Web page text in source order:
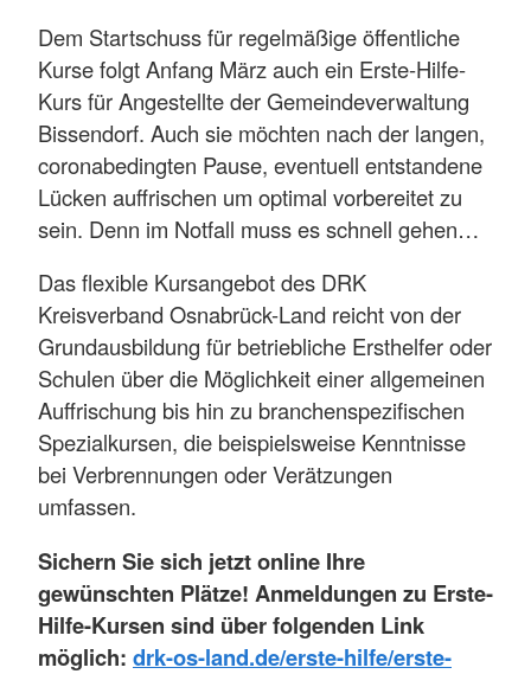
Dem Startschuss für regelmäßige öffentliche
Kurse folgt Anfang März auch ein Erste-Hilfe-
Kurs für Angestellte der Gemeindeverwaltung
Bissendorf. Auch sie möchten nach der langen,
coronabedingten Pause, eventuell entstandene
Lücken auffrischen um optimal vorbereitet zu
sein. Denn im Notfall muss es schnell gehen…
Das flexible Kursangebot des DRK
Kreisverband Osnabrück-Land reicht von der
Grundausbildung für betriebliche Ersthelfer oder
Schulen über die Möglichkeit einer allgemeinen
Auffrischung bis hin zu branchenspezifischen
Spezialkursen, die beispielsweise Kenntnisse
bei Verbrennungen oder Verätzungen
umfassen.
Sichern Sie sich jetzt online Ihre
gewünschten Plätze! Anmeldungen zu Erste-
Hilfe-Kursen sind über folgenden Link
möglich: drk-os-land.de/erste-hilfe/erste-